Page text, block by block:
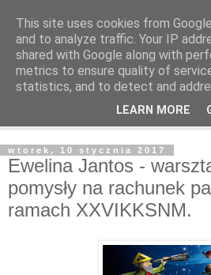
wtorek, 10 stycznia 2017
Ewelina Jantos -
pomysły na rachunek
ramach XXVIKKSNM.
This site uses cookies from
and to analyze traffic. Your IP
shared with Google along with
metrics to ensure quality of
statistics, and to detect and
LEARN MORE